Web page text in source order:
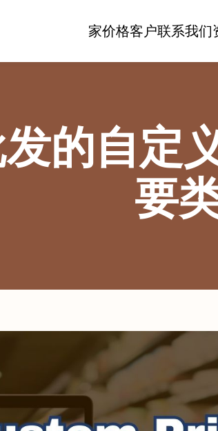
家价格客户联系我们
的自定
要